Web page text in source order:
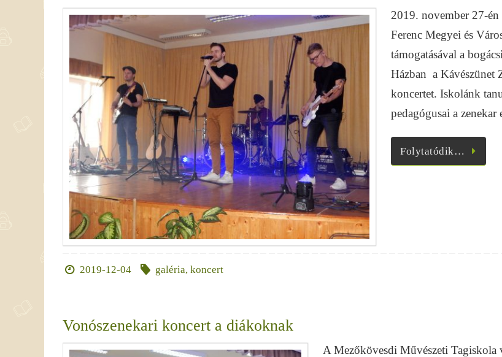
2019. november 27-
Ferenc Megyei és
támogatásával a
Házban a Kávészünet
koncertet. Iskolánk
pedagógusai a
Folytatódik…
2019-12-04 galéria, koncert
Vonószenekari koncert a diákoknak
A Mezőkövesdi Művészeti Tagiskola